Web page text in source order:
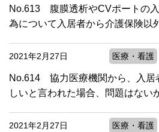
No.613 腹膜透析やCVポートの
為について入居者から介護保険以
2021年2月27日 医療・看護
No.614 協力医療機関から、入居
しいと言われた場合、問題はない
2021年2月27日 医療・看護